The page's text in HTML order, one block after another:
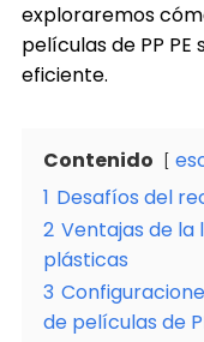
exploraremos
películas de PP
eficiente.
Contenido
1 Desafíos del
2 Ventajas de la
plásticas
3
de películas de